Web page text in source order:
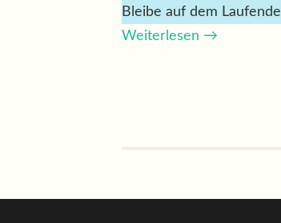
Bleibe auf dem
Weiterlesen →